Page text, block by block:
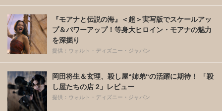
『モアナと伝説の海』＜超＞実写版でスケールアッ
プ＆パワーアップ！等身大ヒロイン・モアナの魅力
を深掘り
提供：ウォルト・ディズニー・ジャパン
岡田将生＆玄理、殺し屋“姉弟“の活躍に期待！ 「殺
し屋たちの店 2」レビュー
提供：ウォルト・ディズニー・ジャパン